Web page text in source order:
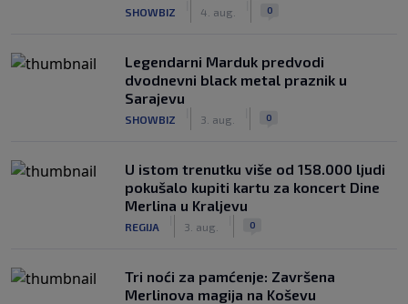
SHOWBIZ 4. aug. 0
Legendarni Marduk predvodi
dvodnevni black metal praznik u
Sarajevu
SHOWBIZ 3. aug. 0
U istom trenutku više od 158.000 ljudi
pokušalo kupiti kartu za koncert Dine
Merlina u Kraljevu
REGIJA 3. aug. 0
Tri noći za pamćenje: Završena
Merlinova magija na Koševu